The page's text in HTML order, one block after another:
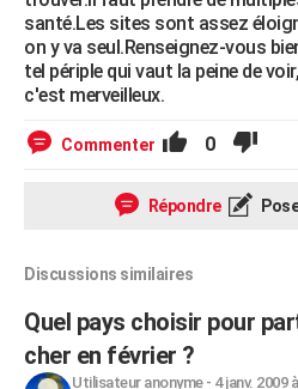
santé.Les sites sont assez
on y va seul.Renseignez-vous
tel périple qui vaut la peine de
c'est merveilleux.
Commenter 0
Répondre
Discussions similaires
Quel pays choisir pour
cher en février ?
Utilisateur anonyme- 4 janv. 2009